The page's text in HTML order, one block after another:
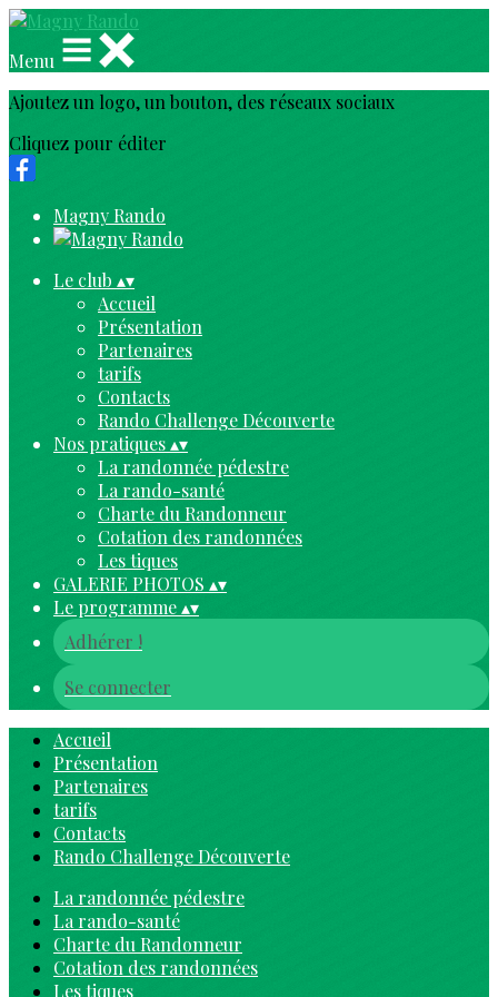
Menu
Ajoutez un logo, un bouton, des réseaux sociaux
Cliquez pour éditer
Magny Rando
Le club ▴▾
Accueil
Présentation
Partenaires
tarifs
Contacts
Rando Challenge Découverte
Nos pratiques▴▾
La randonnée pédestre
La rando-santé
Charte du Randonneur
Cotation des randonnées
Les tiques
GALERIE PHOTOS ▴▾
Le programme▴▾
Adhérer !
Se connecter
Accueil
Présentation
Partenaires
tarifs
Contacts
Rando Challenge Découverte
La randonnée pédestre
La rando-santé
Charte du Randonneur
Cotation des randonnées
Les tiques